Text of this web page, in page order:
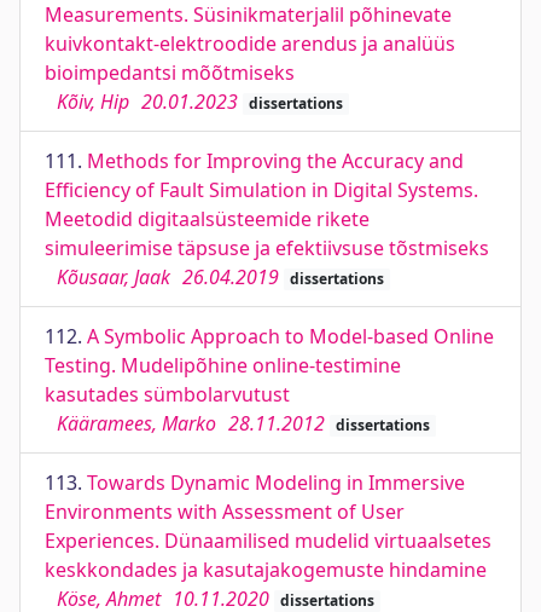
Measurements. Süsinikmaterjalil põhinevate
kuivkontakt-elektroodide arendus ja analüüs
bioimpedantsi mõõtmiseks
Kõiv, Hip 20.01.2023 dissertations
111. Methods for Improving the Accuracy and
Efficiency of Fault Simulation in Digital Systems.
Meetodid digitaalsüsteemide rikete
simuleerimise täpsuse ja efektiivsuse tõstmiseks
Kõusaar, Jaak 26.04.2019 dissertations
112. A Symbolic Approach to Model-based Online
Testing. Mudelipõhine online-testimine
kasutades sümbolarvutust
Kääramees, Marko 28.11.2012 dissertations
113. Towards Dynamic Modeling in Immersive
Environments with Assessment of User
Experiences. Dünaamilised mudelid virtuaalsetes
keskkondades ja kasutajakogemuste hindamine
Köse, Ahmet 10.11.2020 dissertations